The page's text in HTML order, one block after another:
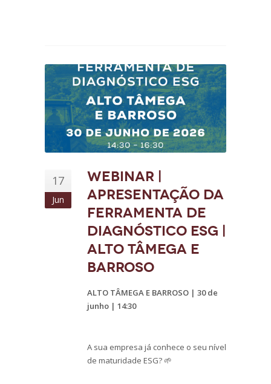
17
Jun
Webinar |
Apresentação da
Ferramenta de
Diagnóstico ESG |
ALTO TÂMEGA E
BARROSO
ALTO TÂMEGA E BARROSO | 30 de
junho | 14:30
A sua empresa já conhece o seu nível
de maturidade ESG? 🌱